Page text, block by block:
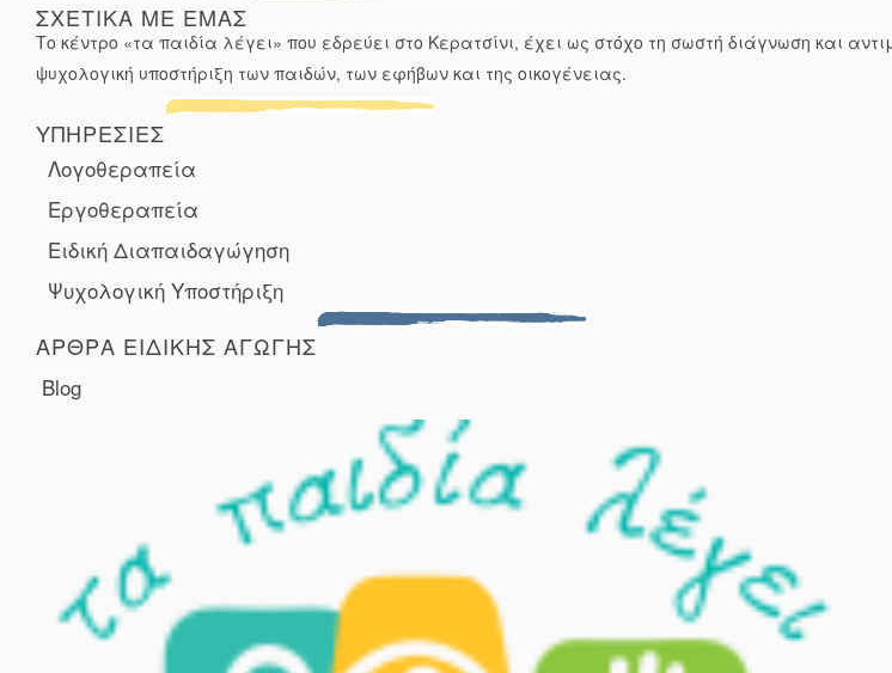
ΣΧΕΤΙΚΑ ΜΕ ΕΜΑΣ
Το κέντρο «τα παιδία λέγει» που εδρεύει στο Κερατσίνι, έχει ως στόχο τη σωστή διάγνωση και
ψυχολογική υποστήριξη των παιδών, των εφήβων και της οικογένειας.
ΥΠΗΡΕΣΙΕΣ
Λογοθεραπεία
Εργοθεραπεία
Ειδική Διαπαιδαγώγηση
Ψυχολογική Υποστήριξη
ΑΡΘΡΑ ΕΙΔΙΚΗΣ ΑΓΩΓΗΣ
Blog